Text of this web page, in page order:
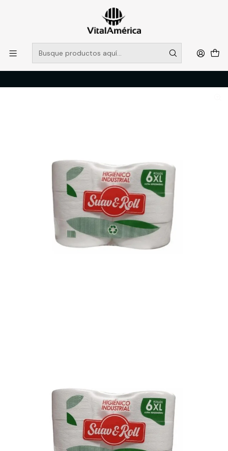
POR SISTEMA FRONTAL SOLO RETIROS EN TIENDA, DESDE
MUCHAS GRACIAS +569 5956 2237
Leer más
Inicio Catálogo LIMPIEZA E HIGENE INDUSTRIAL
PAPELERIA
PAPEL HIGENICO 6x300 MTS SUAV&ROLL